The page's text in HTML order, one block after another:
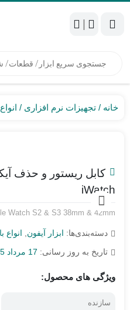
محصولات
خانه تجهیزات نرم افزاری
iWatch
Watch S2 & S3 38mm & 42mm
دسته‌بندی‌ها: ابزار آیفون انواع
تاریخ به روز رسانی: 17 مرداد 1405
ویژگی های محصول:
سازنده